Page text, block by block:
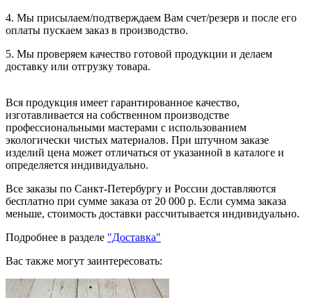
4. Мы присылаем/подтверждаем Вам счет/резерв и после его
оплаты пускаем заказ в производство.
5. Мы проверяем качество готовой продукции и делаем
доставку или отгрузку товара.
Вся продукция имеет гарантированное качество,
изготавливается на собственном производстве
профессиональными мастерами с использованием
экологически чистых материалов. При штучном заказе
изделий цена может отличаться от указанной в каталоге и
определяется индивидуально.
Все заказы по Санкт-Петербургу и России доставляются
бесплатно при сумме заказа от 20 000 р. Если сумма заказа
меньше, стоимость доставки рассчитывается индивидуально.
Подробнее в разделе "Доставка"
Вас также могут заинтересовать: